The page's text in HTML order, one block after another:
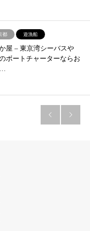
都 遊漁船
屋 – ​東京湾シーバスや
ボートチャーターならお
 